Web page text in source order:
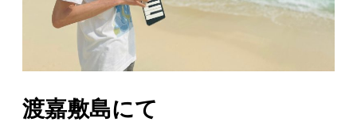
オンライン・ショップ
ギャラリー
日々のレポート
渡嘉敷島にて